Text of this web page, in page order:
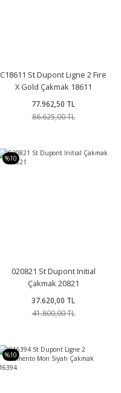
C18611 St Dupont Ligne 2 Fire
X Gold Çakmak 18611
77.962,50 TL
86.625,00 TL
%10
020821 St Dupont Initial
Çakmak 20821
37.620,00 TL
41.800,00 TL
%10